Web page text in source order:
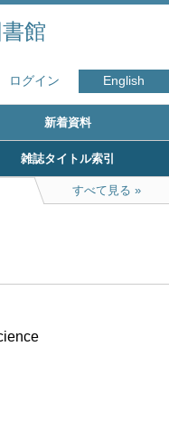
館
ログイン English
新着資料
雑誌タイトル索引
すべて見る